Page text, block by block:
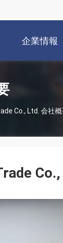
企業情報
Co., Ltd. 会社